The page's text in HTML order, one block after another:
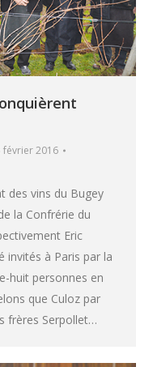
février 2016
des vins du Bugey
la Confrérie du
Eric
invités à Paris par la
huit personnes en
que Culoz par
frères Serpollet…